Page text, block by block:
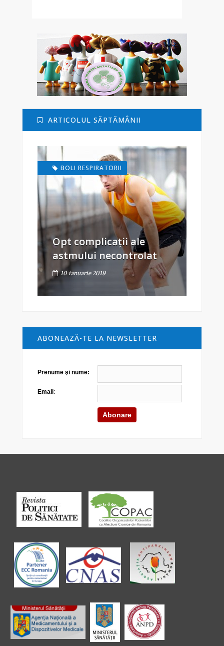
ARTICOLUL SĂPTĂMÂNII
BOLI RESPIRATORII
Opt complicații ale
astmului necontrolat
10 ianuarie 2019
ABONEAZĂ-TE LA NEWSLETTER
Prenume şi nume:
Email :